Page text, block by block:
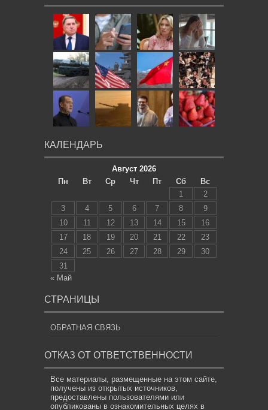
КАЛЕНДАРЬ
Август 2026
Пн
Вт Ср Чт Пт Сб
Вс
1
2
3
4 5 6 7 8
9
10
11 12 13 14 15
16
17
18 19 20 21 22
23
24
25 26 27 28 29
30
31
« Май
СТРАНИЦЫ
ОБРАТНАЯ СВЯЗЬ
ОТКАЗ ОТ ОТВЕТСТВЕННОСТИ
Все материалы, размещенные на этом сайте,
получены из открытых источников,
предоставлены пользователями или
опубликованы в ознакомительных целях в